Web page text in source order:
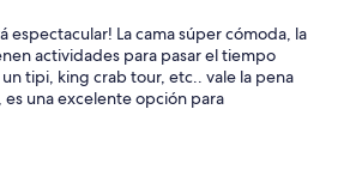
espectacular! La cama súper cómoda, la
actividades para pasar el tiempo
tipi, king crab tour, etc.. vale la pena
es una excelente opción para